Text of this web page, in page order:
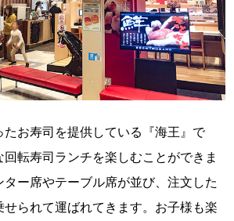
たお寿司を提供している『海王』で
転寿司ランチを楽しむことができま
ー席やテーブル席が並び、注文した
せられて運ばれてきます。お子様も楽